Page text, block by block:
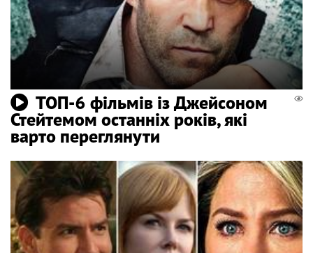
ТОП-6 фільмів із Джейсоном
Стейтемом останніх років, які
варто переглянути